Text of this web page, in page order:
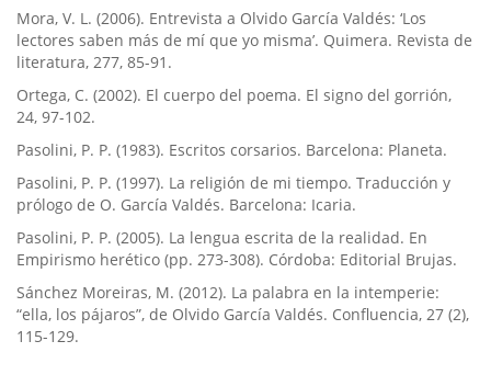
Mora, V. L. (2006). Entrevista a Olvido Garcí­a Valdés: ‘Los
lectores saben más de mí­ que yo misma’. Quimera. Revista de
literatura, 277, 85-91.
Ortega, C. (2002). El cuerpo del poema. El signo del gorrión,
24, 97-102.
Pasolini, P. P. (1983). Escritos corsarios. Barcelona: Planeta.
Pasolini, P. P. (1997). La religión de mi tiempo. Traducción y
prólogo de O. Garcí­a Valdés. Barcelona: Icaria.
Pasolini, P. P. (2005). La lengua escrita de la realidad. En
Empirismo herético (pp. 273-308). Córdoba: Editorial Brujas.
Sánchez Moreiras, M. (2012). La palabra en la intemperie:
“ella, los pájaros”, de Olvido Garcí­a Valdés. Confluencia, 27 (2),
115-129.